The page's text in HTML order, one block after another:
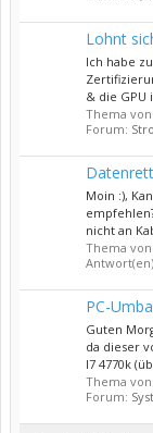
Lohnt
Ich habe
& die GPU
Thema
Forum:
Moin :),
nicht an
Thema
PC-
Guten
da dieser
I7 4770k
Thema
Forum: